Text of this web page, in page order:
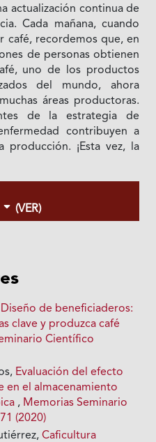
actualización continua de
Cada mañana, cuando
café, recordemos que, en
de personas obtienen
uno de los productos
del mundo, ahora
áreas productoras.
de la estrategia de
contribuyen a
¡Esta vez, la
(VER)
Diseño de beneficiaderos:
clave y produzca café
Científico
Evaluación del efecto
en el almacenamiento
, Memorias Seminario
(2020)
Caficultura